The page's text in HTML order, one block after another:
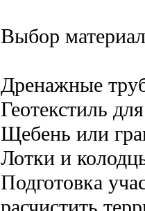
Выбор
Дренажные
Геотекстиль
Щебень или
Лотки и
Подготовка